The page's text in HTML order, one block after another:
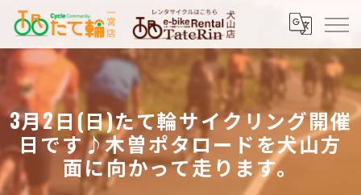
3月2日(日)たて輪サイクリング開催
日です♪木曽ポタロードを犬山方
面に向かって走ります。